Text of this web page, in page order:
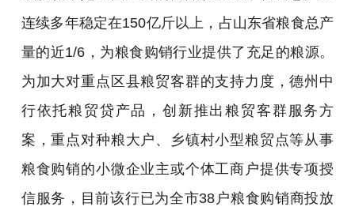
连续多年稳定在150亿斤以上，占山东省粮食总产
量的近1/6，为粮食购销行业提供了充足的粮源。
为加大对重点区县粮贸客群的支持力度，德州中
行依托粮贸贷产品，创新推出粮贸客群服务方
案，重点对种粮大户、乡镇村小型粮贸点等从事
粮食购销的小微企业主或个体工商户提供专项授
信服务，目前该行已为全市38户粮食购销商投放